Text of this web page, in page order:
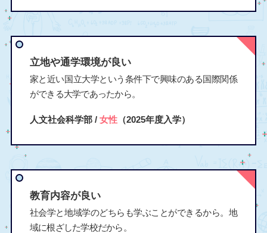
立地や通学環境が良い
家と近い国立大学という条件下で興味のある国際関係
ができる大学であったから。
人文社会科学部 / 女性（2025年度入学）
教育内容が良い
社会学と地域学のどちらも学ぶことができるから。地
域に根ざした学校だから。